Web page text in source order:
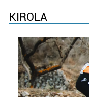
KIROLA